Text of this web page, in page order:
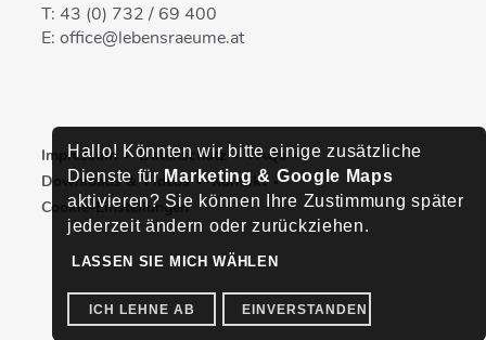
T:43 (0) 732 / 69 400
E:office@lebensraeume.at
Impressum Datenschutz
FAQs
Downloads & Videos
Kontakt
Cookie-Einstellungen
Hallo! Könnten wir bitte einige zusätzliche
Dienste für Marketing & Google Maps
aktivieren? Sie können Ihre Zustimmung später
jederzeit ändern oder zurückziehen.
LASSEN SIE MICH WÄHLEN
ICH LEHNE AB EINVERSTANDEN